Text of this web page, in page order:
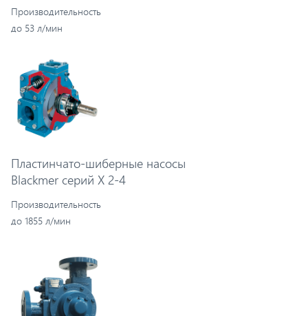
Производительность
до 53 л/мин
Пластинчато-шиберные насосы
Blackmer серий X 2-4
Производительность
до 1855 л/мин